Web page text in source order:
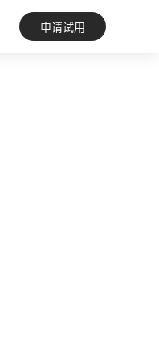
申请试用